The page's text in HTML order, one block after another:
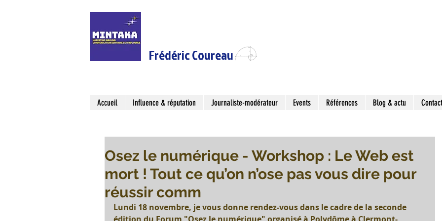
Frédéric Coureau
Accueil Influence & réputation Journaliste-modérateur Events Références Blog & actu Contact
Osez le numérique - Workshop : Le Web est
mort ! Tout ce qu’on n’ose pas vous dire pour
réussir comm
Lundi 18 novembre, je vous donne rendez-vous dans le cadre de la seconde